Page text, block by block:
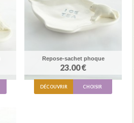
Repose-sachet phoque
23.00 €
DÉCOUVRIR CHOISIR